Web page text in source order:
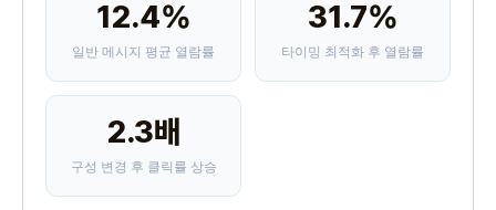
12.4%
일반 메시지 평균 열람률
31.7%
타이밍 최적화 후 열람률
2.3배
구성 변경 후 클릭률 상승